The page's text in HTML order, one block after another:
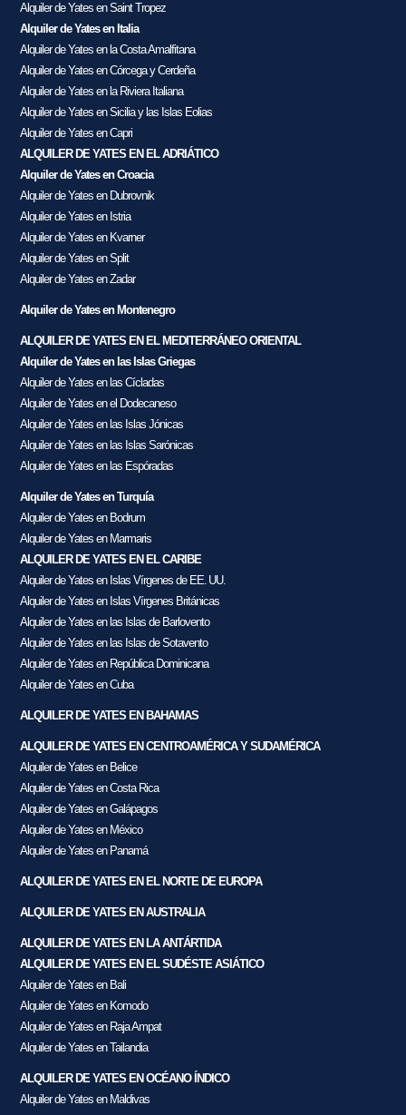
Alquiler de Yates en Saint Tropez
Alquiler de Yates en Italia
Alquiler de Yates en la Costa Amalfitana
Alquiler de Yates en Córcega y Cerdeña
Alquiler de Yates en la Riviera Italiana
Alquiler de Yates en Sicilia y las Islas Eolias
Alquiler de Yates en Capri
ALQUILER DE YATES EN EL ADRIÁTICO
Alquiler de Yates en Croacia
Alquiler de Yates en Dubrovnik
Alquiler de Yates en Istria
Alquiler de Yates en Kvarner
Alquiler de Yates en Split
Alquiler de Yates en Zadar
Alquiler de Yates en Montenegro
ALQUILER DE YATES EN EL MEDITERRÁNEO ORIENTAL
Alquiler de Yates en las Islas Griegas
Alquiler de Yates en las Cícladas
Alquiler de Yates en el Dodecaneso
Alquiler de Yates en las Islas Jónicas
Alquiler de Yates en las Islas Sarónicas
Alquiler de Yates en las Espóradas
Alquiler de Yates en Turquía
Alquiler de Yates en Bodrum
Alquiler de Yates en Marmaris
ALQUILER DE YATES EN EL CARIBE
Alquiler de Yates en Islas Vírgenes de EE. UU.
Alquiler de Yates en Islas Vírgenes Británicas
Alquiler de Yates en las Islas de Barlovento
Alquiler de Yates en las Islas de Sotavento
Alquiler de Yates en República Dominicana
Alquiler de Yates en Cuba
ALQUILER DE YATES EN BAHAMAS
ALQUILER DE YATES EN CENTROAMÉRICA Y SUDAMÉRICA
Alquiler de Yates en Belice
Alquiler de Yates en Costa Rica
Alquiler de Yates en Galápagos
Alquiler de Yates en México
Alquiler de Yates en Panamá
ALQUILER DE YATES EN EL NORTE DE EUROPA
ALQUILER DE YATES EN AUSTRALIA
ALQUILER DE YATES EN LA ANTÁRTIDA
ALQUILER DE YATES EN EL SUDÉSTE ASIÁTICO
Alquiler de Yates en Bali
Alquiler de Yates en Komodo
Alquiler de Yates en Raja Ampat
Alquiler de Yates en Tailandia
ALQUILER DE YATES EN OCÉANO ÍNDICO
Alquiler de Yates en Maldivas